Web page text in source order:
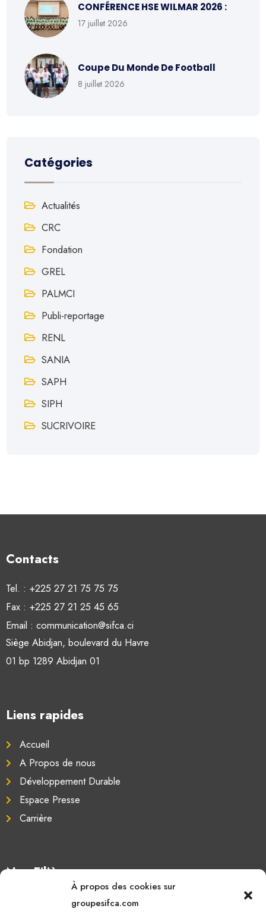
À propos des cookies sur
groupesifca.com
CONFÉRENCE HSE WILMAR 2026 :
17 juillet 2026
Coupe Du Monde De Football
8 juillet 2026
Catégories
Actualités
CRC
Fondation
GREL
PALMCI
Publi-reportage
RENL
SANIA
SAPH
SIPH
SUCRIVOIRE
Contacts
Tel. : +225 27 21 75 75 75
Fax : +225 27 21 25 45 65
Email : communication@sifca.ci
Siège Abidjan, boulevard du Havre
01 bp 1289 Abidjan 01
Liens rapides
Accueil
A Propos de nous
Développement Durable
Espace Presse
Carrière
Nos Filières